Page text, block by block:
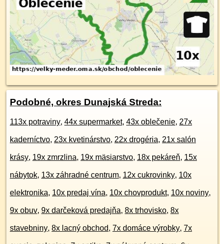
Podobné, okres Dunajská Streda:
113x potraviny, 44x supermarket, 43x oblečenie, 27x
kaderníctvo, 23x kvetinárstvo, 22x drogéria, 21x salón
krásy, 19x zmrzlina, 19x mäsiarstvo, 18x pekáreň, 15x
nábytok, 13x záhradné centrum, 12x cukrovinky, 10x
elektronika, 10x predaj vína, 10x chovprodukt, 10x noviny,
9x obuv, 9x darčeková predajňa, 8x trhovisko, 8x
stavebniny, 8x lacný obchod, 7x domáce výrobky, 7x